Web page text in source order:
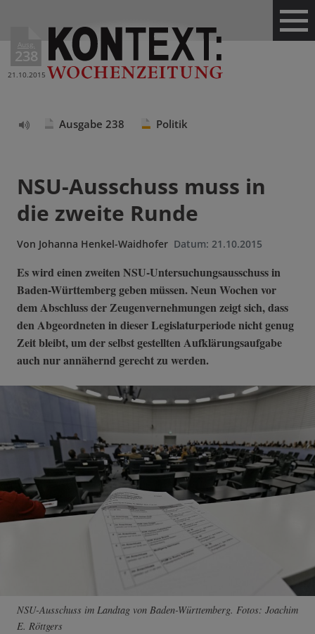
Ausg.
238
21.10.2015
Ausgabe 238 Politik
NSU-Ausschuss muss in
die zweite Runde
Von Johanna Henkel-Waidhofer Datum: 21.10.2015
Es wird einen zweiten NSU-Untersuchungsausschuss in
Baden-Württemberg geben müssen. Neun Wochen vor
dem Abschluss der Zeugenvernehmungen zeigt sich, dass
den Abgeordneten in dieser Legislaturperiode nicht genug
Zeit bleibt, um der selbst gestellten Aufklärungsaufgabe
auch nur annähernd gerecht zu werden.
NSU-Ausschuss im Landtag von Baden-Württemberg. Fotos: Joachim
E. Röttgers